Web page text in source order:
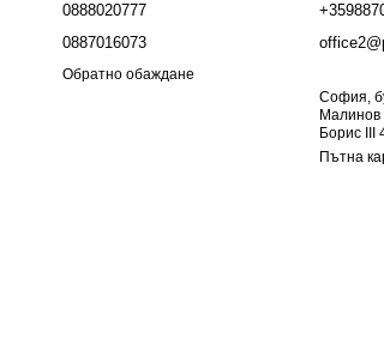
0888020777
0887016073
Обратно обаждане
София,
Малинов 55 София,
Борис III
Пътна